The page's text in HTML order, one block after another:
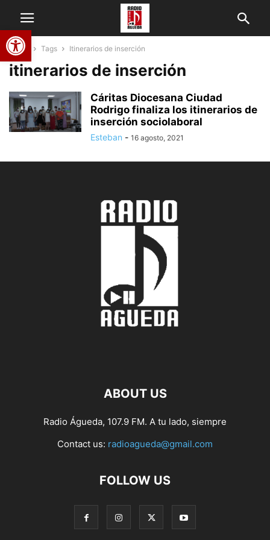
Abrir barra de herramientas
Home Tags Itinerarios de inserción
itinerarios de inserción
Cáritas Diocesana Ciudad
Rodrigo finaliza los itinerarios de
inserción sociolaboral
Esteban - 16 agosto, 2021
ABOUT US
Radio Águeda, 107.9 FM. A tu lado, siempre
Contact us: radioagueda@gmail.com
FOLLOW US